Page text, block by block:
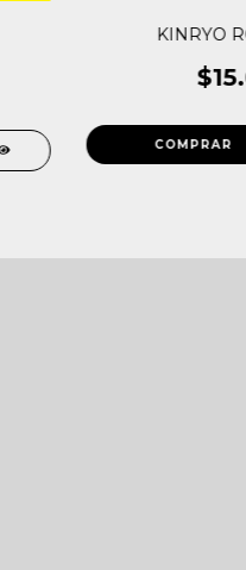
KINRYO